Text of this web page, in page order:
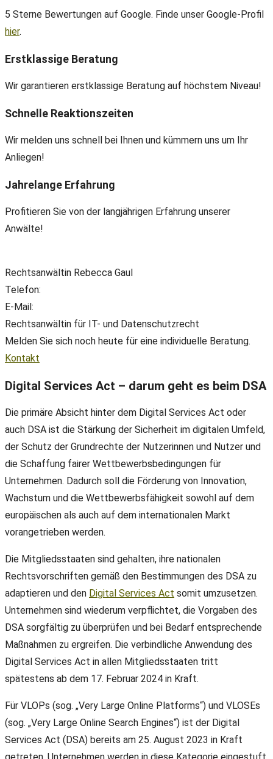
5 Sterne Bewertungen auf Google. Finde unser Google-Profil
hier.
Erstklassige Beratung
Wir garantieren erstklassige Beratung auf höchstem Niveau!
Schnelle Reaktionszeiten
Wir melden uns schnell bei Ihnen und kümmern uns um Ihr
Anliegen!
Jahrelange Erfahrung
Profitieren Sie von der langjährigen Erfahrung unserer
Anwälte!
Rechtsanwältin Rebecca Gaul
Telefon:
E-Mail:
Rechtsanwältin für IT- und Datenschutzrecht
Melden Sie sich noch heute für eine individuelle Beratung.
Kontakt
Digital Services Act – darum geht es beim DSA
Die primäre Absicht hinter dem Digital Services Act oder
auch DSA ist die Stärkung der Sicherheit im digitalen Umfeld,
der Schutz der Grundrechte der Nutzerinnen und Nutzer und
die Schaffung fairer Wettbewerbsbedingungen für
Unternehmen. Dadurch soll die Förderung von Innovation,
Wachstum und die Wettbewerbsfähigkeit sowohl auf dem
europäischen als auch auf dem internationalen Markt
vorangetrieben werden.
Die Mitgliedsstaaten sind gehalten, ihre nationalen
Rechtsvorschriften gemäß den Bestimmungen des DSA zu
adaptieren und den Digital Services Act somit umzusetzen.
Unternehmen sind wiederum verpflichtet, die Vorgaben des
DSA sorgfältig zu überprüfen und bei Bedarf entsprechende
Maßnahmen zu ergreifen. Die verbindliche Anwendung des
Digital Services Act in allen Mitgliedsstaaten tritt
spätestens ab dem 17. Februar 2024 in Kraft.
Für VLOPs (sog. „Very Large Online Platforms“) und VLOSEs
(sog. „Very Large Online Search Engines“) ist der Digital
Services Act (DSA) bereits am 25. August 2023 in Kraft